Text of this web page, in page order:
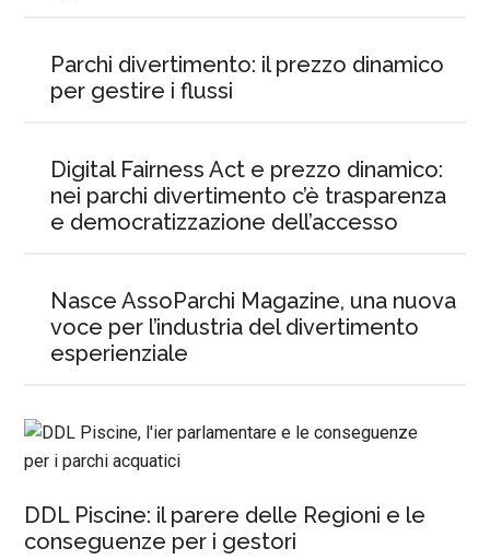
Parchi divertimento: il prezzo dinamico
per gestire i flussi
Digital Fairness Act e prezzo dinamico:
nei parchi divertimento c’è trasparenza
e democratizzazione dell’accesso
Nasce AssoParchi Magazine, una nuova
voce per l’industria del divertimento
esperienziale
DDL Piscine: il parere delle Regioni e le
conseguenze per i gestori